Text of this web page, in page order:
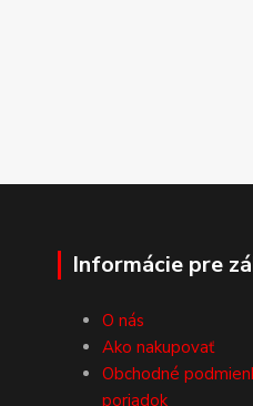
Informácie pre
O nás
Ako nakupovať
Obchodné
poriadok